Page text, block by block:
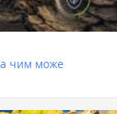
чим може